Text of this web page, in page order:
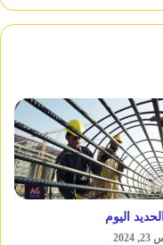
اليوم